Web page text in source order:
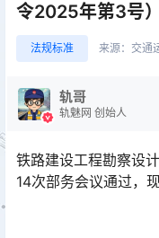
令2025年第3号）
法规标准 来源： 交通
轨哥
轨魅网 创始人
铁路建设工程勘察设
14次部务会议通过，